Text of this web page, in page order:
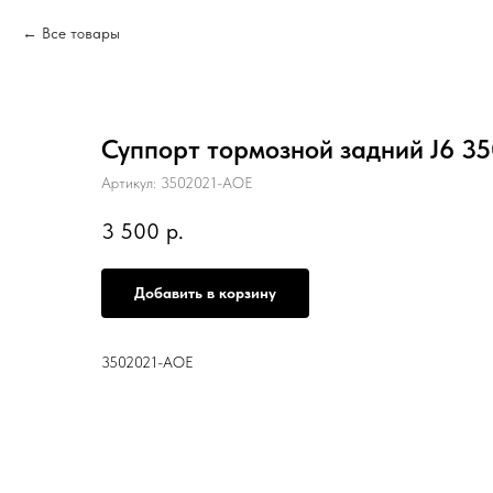
Все товары
Суппорт тормозной задний J6
Артикул: 3502021-AOE
3 500 р.
Добавить в корзину
3502021-AOE